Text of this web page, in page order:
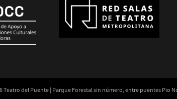
Teatro del Puente | Parque Forestal sin número, entre puentes Pio